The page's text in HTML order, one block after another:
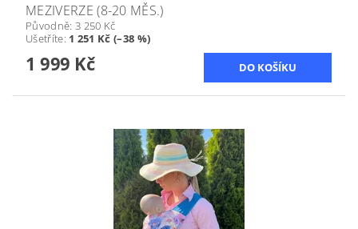
MEZIVERZE (8-20 MĚS.)
Původně: 3 250 Kč
Ušetříte: 1 251 Kč (–38 %)
1 999 Kč